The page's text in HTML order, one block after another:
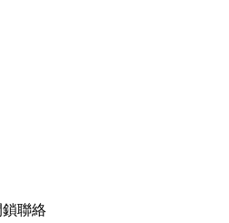
鎖聯絡